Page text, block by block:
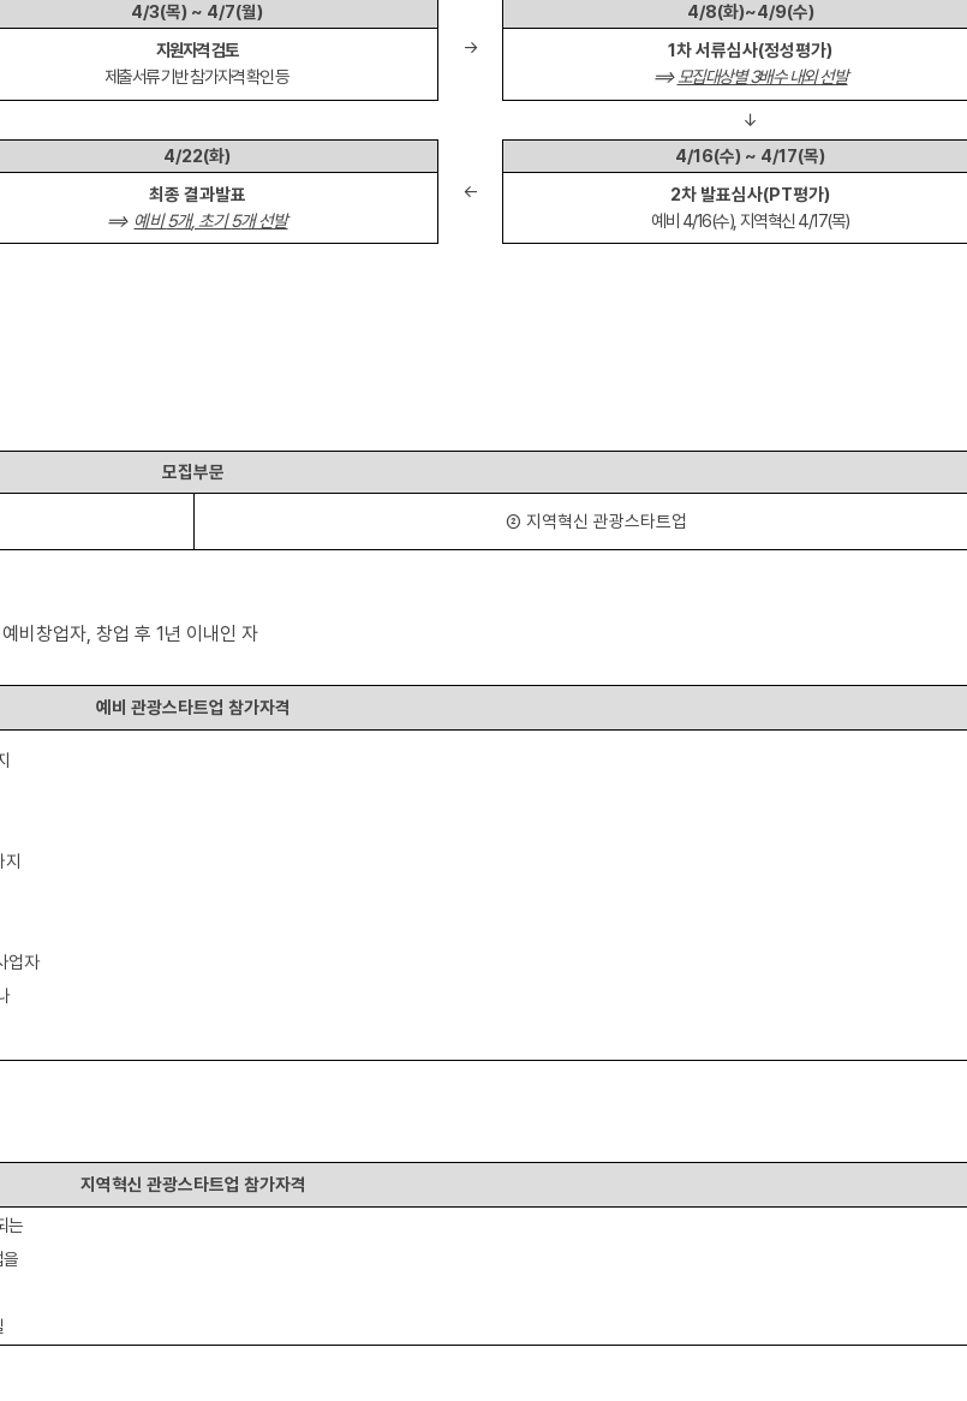
4/3(목) ~ 4/7(월)
→
4/8(화)~4/9(수)
지원자격 검토
제출서류 기반 참가자격 확인 등
1차 서류심사(정성평가)
⟹모집대상별3배수 내외 선발
↓
4/22(화)
←
4/16(수) ~ 4/17(목)
최종 결과발표
⟹ 예비5개, 초기5개 선발
2차 발표심사(PT평가)
예비 4/16(수), 지역혁신 4/17(목)
모집부문
② 지역혁신 관광스타트업
비창업자, 창업 후 1년 이내인 자
예비 관광스타트업 참가자격
지
업자
지역혁신 관광스타트업 참가자격
는